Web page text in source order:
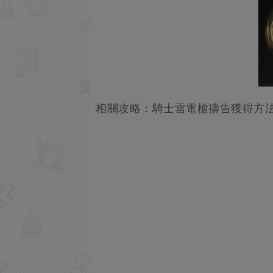
相關攻略：騎士雷電槍禱告獲得方